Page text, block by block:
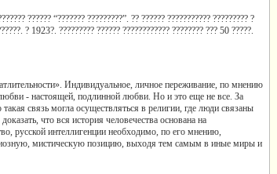
?????? “??????? ?????????”. ?? ?????? ??????????? ????????? ?
? 1923?. ????????? ?????? ???????????? ???????? ??? 50 ?????.
Индивидуальное, личное переживание, по мнению
- настоящей, подлинной любви. Но и это еще не все. За
связь могла осуществляться в религии, где люди связаны
что вся история человечества основана на
русской интеллигенции необходимо, по его мнению,
мистическую позицию, выходя тем самым в иные миры и